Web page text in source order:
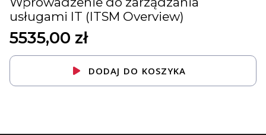
usługami IT (ITSM Overview)
5535,00 zł
DODAJ DO KOSZYKA